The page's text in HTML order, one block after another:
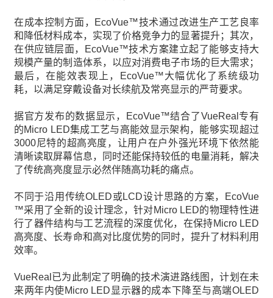
在成本控制方面，EcoVue™技术通过改进生产工艺良率
和降低材料成本，实现了价格竞争力的显著提升；其次，
在供应链层面，EcoVue™技术方案建立起了能够支持大
规模产量的制造体系，以应对消费电子市场的巨大需求；
最后，在能效表现上，EcoVue™大幅优化了系统级功
耗，以满足穿戴设备对长续航及常亮显示的严苛要求。
据官方发布的数据显示，EcoVue™结合了VueReal专有
的Micro LED集成工艺与高能效显示架构，能够实现超过
3000尼特的超高亮度，让用户在户外强光环境下依然能
清晰读取屏幕信息，同时还能保持较低的电量消耗，解决
了传统高亮度显示必然伴随高功耗的痛点。
不同于沿用传统OLED或LCD设计思路的方案，EcoVue
™采用了全新的设计理念，针对Micro LED的物理特性进
行了器件结构与工艺流程的深度优化，在保持Micro LED
高亮度、长寿命和高对比度优势的同时，提升了材料利用
效率。
VueReal已为此制定了明确的技术演进路线图，计划在未
来两年内使Micro LED显示器的成本下降至与高端OLED